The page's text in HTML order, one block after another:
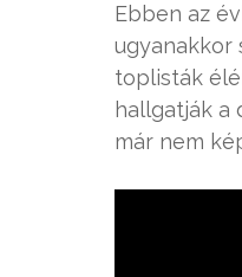
Ebben az
ugyanakkor
toplisták
hallgatják a
már nem